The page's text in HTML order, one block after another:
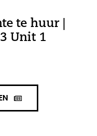
te huur |
Unit 1